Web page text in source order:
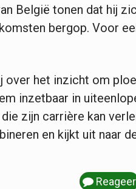
België tonen dat hij
bergop. Voor
over het inzicht om
inzetbaar in
zijn carrière kan
en kijkt uit naar
Reageer